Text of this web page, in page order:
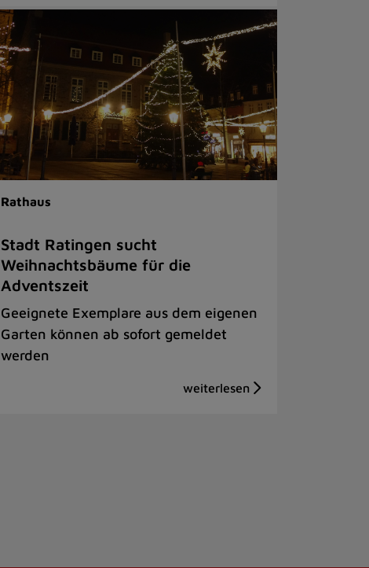
Rathaus
Stadt Ratingen sucht
Weihnachtsbäume für die
Adventszeit
Geeignete Exemplare aus dem eigenen
Garten können ab sofort gemeldet
werden